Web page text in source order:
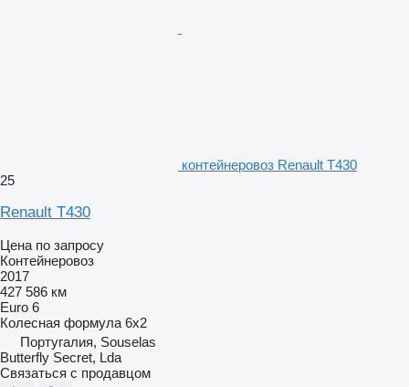
контейнеровоз Renault T430
25
Renault T430
Цена по запросу
Контейнеровоз
2017
427 586 км
Euro 6
Колесная формула 6x2
Португалия, Souselas
Butterfly Secret, Lda
Связаться с продавцом